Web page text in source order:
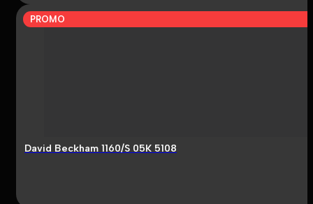
PROMO
David Beckham 1160/S 05K 5108